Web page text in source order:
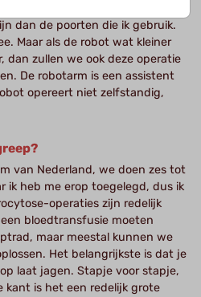
dan de poorten die ik gebruik.
Maar als de robot wat kleiner
dan zullen we ook deze operatie
De robotarm is een assistent
opereert niet zelfstandig,
van Nederland, we doen zes tot
ik heb me erop toegelegd, dus ik
operaties zijn redelijk
bloedtransfusie moeten
maar meestal kunnen we
Het belangrijkste is dat je
laat jagen. Stapje voor stapje,
kant is het een redelijk grote